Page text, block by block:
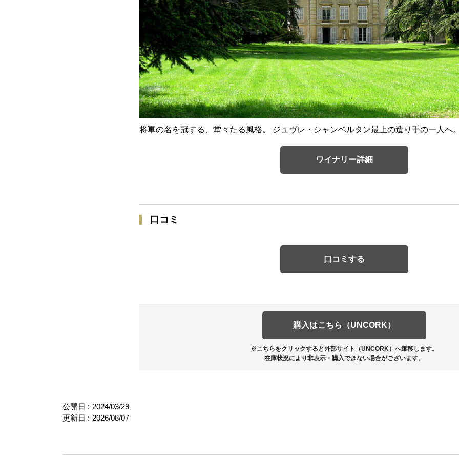
将軍の名を冠する、堂々たる風格。 ジュヴレ・シャンベルタン最上の造り手の一人へ
ワイナリー詳細
口コミ
口コミする
購入はこちら（UNCORK）
※こちらをクリックすると外部サイト（UNCORK）へ遷移します。
在庫状況により非表示・購入できない場合がございます。
公開日 : 2024/03/29
更新日 : 2026/08/07